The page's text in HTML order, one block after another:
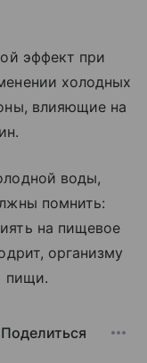
эффект при
холодных
влияющие на
воды,
помнить:
на пищевое
организму
пищи.
Поделиться